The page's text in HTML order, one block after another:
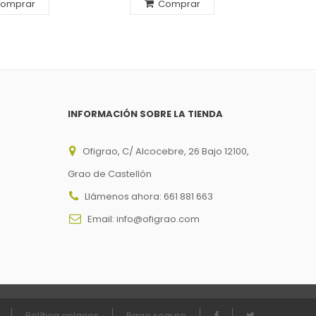
Comprar
INFORMACIÓN SOBRE LA TIENDA
Ofigrao, C/ Alcocebre, 26 Bajo 12100,
Grao de Castellón
Llámenos ahora: 661 881 663
Email: info@ofigrao.com